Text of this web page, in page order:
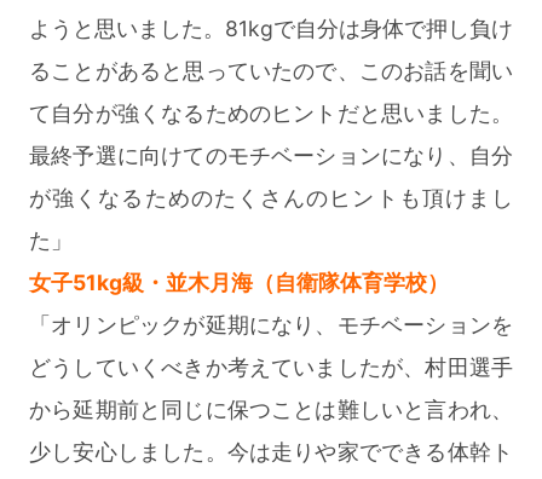
ようと思いました。81kgで自分は身体で押し負け
ることがあると思っていたので、このお話を聞い
て自分が強くなるためのヒントだと思いました。
最終予選に向けてのモチベーションになり、自分
が強くなるためのたくさんのヒントも頂けまし
た」
女子51kg級・並木月海（自衛隊体育学校）
「オリンピックが延期になり、モチベーションを
どうしていくべきか考えていましたが、村田選手
から延期前と同じに保つことは難しいと言われ、
少し安心しました。今は走りや家でできる体幹ト